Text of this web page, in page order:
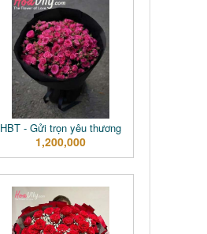
HBT - Gửi trọn yêu thương
1,200,000